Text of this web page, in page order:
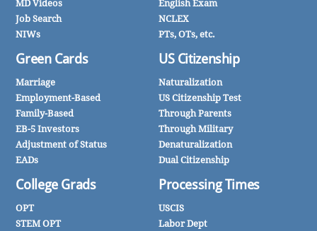
MD Videos
Job Search
NIWs
Green Cards
Marriage
Employment-Based
Family-Based
EB-5 Investors
Adjustment of Status
EADs
College Grads
OPT
STEM OPT
English Exam
NCLEX
PTs, OTs, etc.
US Citizenship
Naturalization
US Citizenship Test
Through Parents
Through Military
Denaturalization
Dual Citizenship
Processing Times
USCIS
Labor Dept